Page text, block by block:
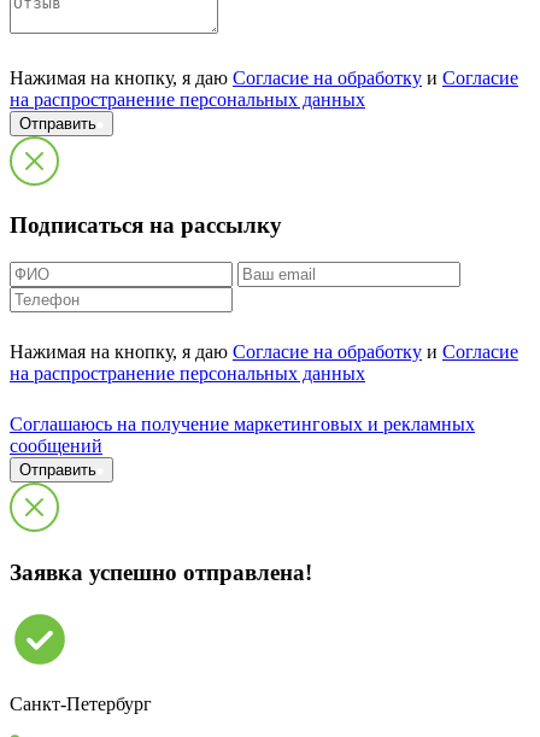
Нажимая на кнопку, я даю Согласие на обработку и Согласие
на распространение персональных данных
Отправить
Подписаться на рассылку
Нажимая на кнопку, я даю Согласие на обработку и Согласие
на распространение персональных данных
Cоглашаюсь на получение маркетинговых и рекламных
сообщений
Отправить
Заявка успешно отправлена!
Санкт-Петербург